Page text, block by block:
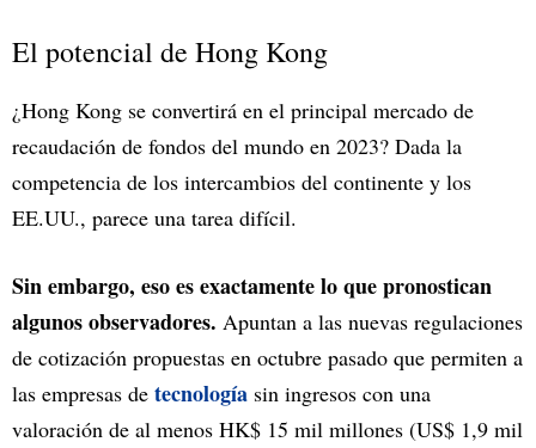
El potencial de Hong Kong
¿Hong Kong se convertirá en el principal mercado de
recaudación de fondos del mundo en 2023? Dada la
competencia de los intercambios del continente y los
EE.UU., parece una tarea difícil.
Sin embargo, eso es exactamente lo que pronostican
algunos observadores. Apuntan a las nuevas regulaciones
de cotización propuestas en octubre pasado que permiten a
las empresas de tecnología sin ingresos con una
valoración de al menos HK$ 15 mil millones (US$ 1,9 mil